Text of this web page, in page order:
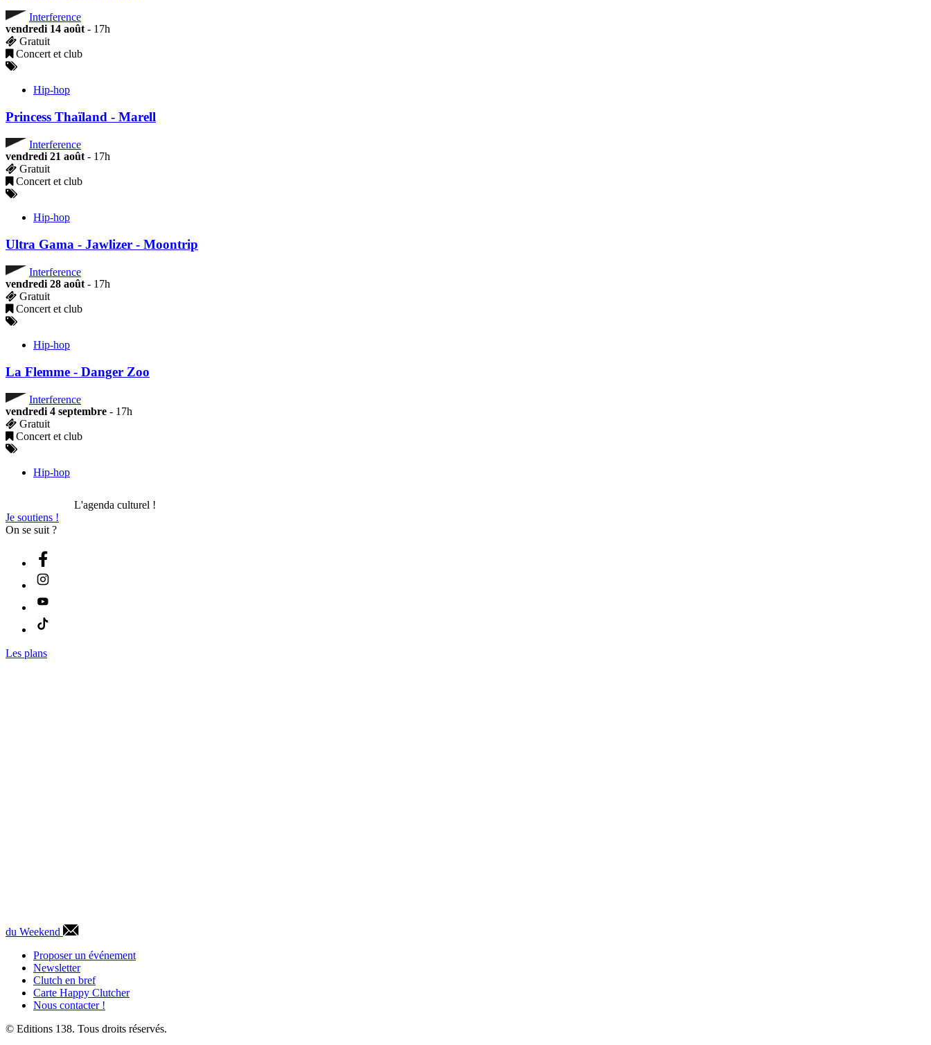
Interference
vendredi 14 août - 17h
Gratuit
Concert et club
Hip-hop
Princess Thaïland - Marell
Interference
vendredi 21 août - 17h
Gratuit
Concert et club
Hip-hop
Ultra Gama - Jawlizer - Moontrip
Interference
vendredi 28 août - 17h
Gratuit
Concert et club
Hip-hop
La Flemme - Danger Zoo
Interference
vendredi 4 septembre - 17h
Gratuit
Concert et club
Hip-hop
L'agenda culturel !
Je soutiens !
On se suit ?
Les plans
du Weekend
Proposer un événement
Newsletter
Clutch en bref
Carte Happy Clutcher
Nous contacter !
© Editions 138. Tous droits réservés.